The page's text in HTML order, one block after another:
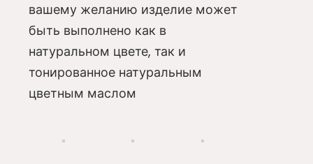
вашему желанию изделие может
быть выполнено как в
натуральном цвете, так и
тонированное натуральным
цветным маслом